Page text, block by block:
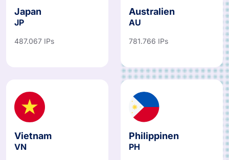
Japan
JP
487.067 IPs
Australien
AU
781.766 IPs
Vietnam
VN
Philippinen
PH